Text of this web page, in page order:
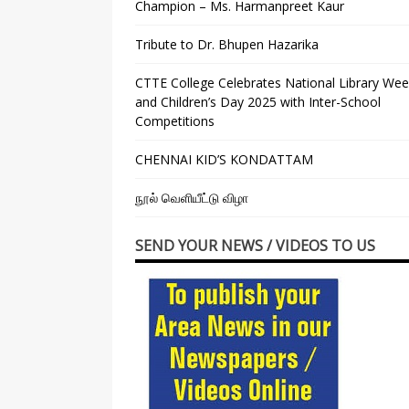
Champion – Ms. Harmanpreet Kaur
Tribute to Dr. Bhupen Hazarika
CTTE College Celebrates National Library
and Children’s Day 2025 with Inter-School
Competitions
CHENNAI KID’S KONDATTAM
நூல் வெளியீட்டு விழா
SEND YOUR NEWS / VIDEOS TO US